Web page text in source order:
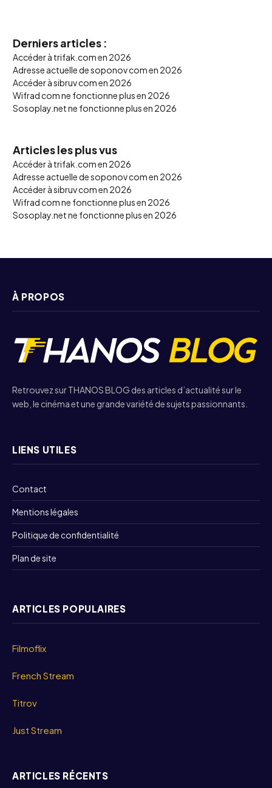
Derniers articles :
Accéder à trifak.com en 2026
Adresse actuelle de soponov com en 2026
Accéder à sibruv com en 2026
Wifrad com ne fonctionne plus en 2026
Sosoplay.net ne fonctionne plus en 2026
Articles les plus vus
Accéder à trifak.com en 2026
Adresse actuelle de soponov com en 2026
Accéder à sibruv com en 2026
Wifrad com ne fonctionne plus en 2026
Sosoplay.net ne fonctionne plus en 2026
À PROPOS
Retrouvez sur THANOS BLOG des articles d’actualité sur le
web, le cinéma et une grande variété de sujets passionnants.
LIENS UTILES
Contact
Mentions légales
Politique de confidentialité
Plan de site
ARTICLES POPULAIRES
Filmoflix
French Stream
Titrov
Just Stream
ARTICLES RÉCENTS